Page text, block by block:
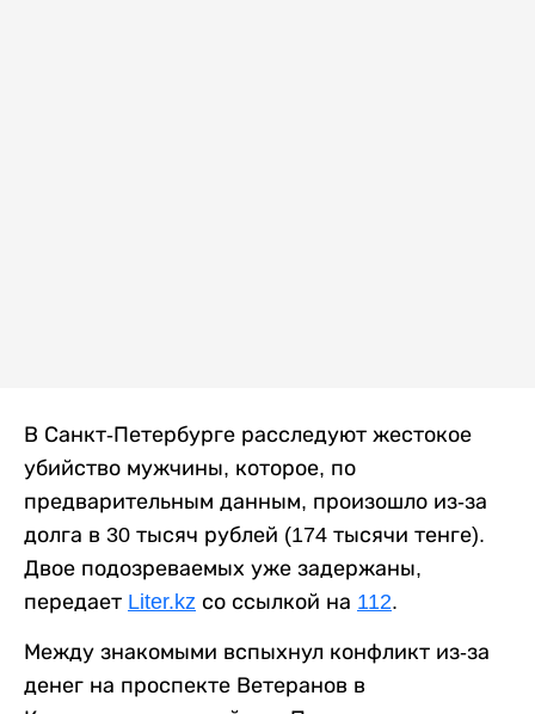
В Санкт-Петербурге расследуют жестокое
убийство мужчины, которое, по
предварительным данным, произошло из-за
долга в 30 тысяч рублей (174 тысячи тенге).
Двое подозреваемых уже задержаны,
передает Liter.kz со ссылкой на 112.
Между знакомыми вспыхнул конфликт из-за
денег на проспекте Ветеранов в